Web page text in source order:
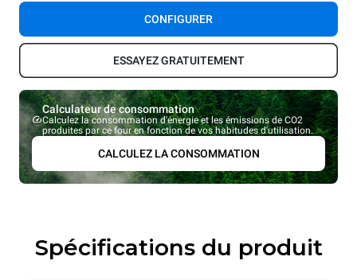
CONFIGURER
ESSAYEZ GRATUITEMENT
Calculateur de consommation
Calculez la consommation d'énergie et les émissions de CO2
produites par ce four en fonction de vos habitudes d'utilisation.
CALCULEZ LA CONSOMMATION
Spécifications du produit